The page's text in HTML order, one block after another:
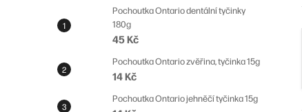
s
t
r
a
n
Pochoutka Ontario dentální tyčinky
180g
45 Kč
Pochoutka Ontario zvěřina, tyčinka 15g
14 Kč
Pochoutka Ontario jehněčí tyčinka 15g